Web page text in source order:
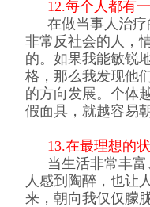
12.每个人都有
在做当事人治
非常反社会的人，
的。如果我能敏锐
格，那么我发现他
的方向发展。个体
假面具，就越容易
13.在最理想的
当生活非常丰
人感到陶醉，也让
来，朝向我仅仅朦